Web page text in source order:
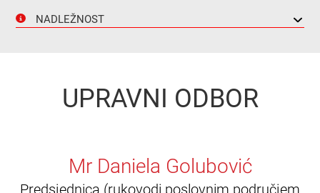
NADLEŽNOST
UPRAVNI ODBOR
Mr Daniela Golubović
Predsjednica (rukovodi poslovnim područjem